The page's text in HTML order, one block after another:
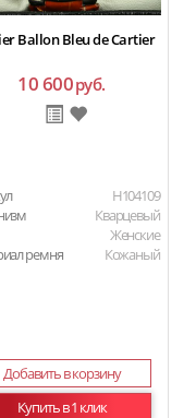
Ballon Bleu de Cartier
10 600руб.
H104109
Кварцевый
Женские
ремня
Кожаный
Добавить в корзину
Купить в 1 клик